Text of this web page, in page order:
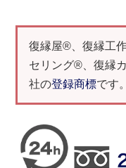
復縁屋®、復縁工
セリング®、復縁
社の登録商標です。